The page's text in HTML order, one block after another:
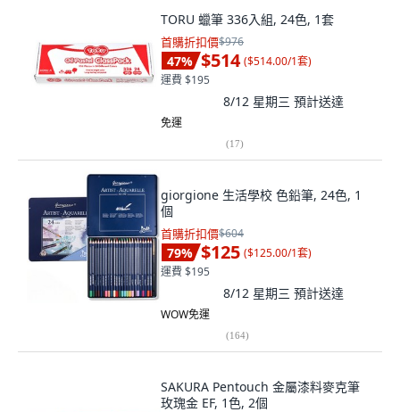
TORU 蠟筆 336入組, 24色, 1套
首購折扣價$976
47% $514 ($514.00/1套)
運費 $195
8/12 星期三 預計送達
免運
(17)
giorgione 生活學校 色鉛筆, 24色, 1
個
首購折扣價$604
79% $125 ($125.00/1套)
運費 $195
8/12 星期三 預計送達
WOW免運
(164)
SAKURA Pentouch 金屬漆料麥克筆
玫瑰金 EF, 1色, 2個